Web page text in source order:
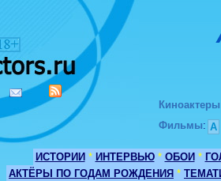
Киноактеры
Фильмы: А
ИСТОРИИ * ИНТЕРВЬЮ * ОБОИ *
АКТЁРЫ ПО ГОДАМ РОЖДЕНИЯ *